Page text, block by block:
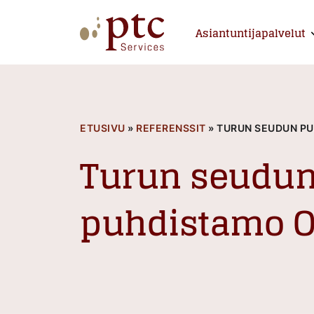
Asiantuntijapalvelut
ETUSIVU » REFERENSSIT » TURUN SEUDUN
Turun
puhdistamo